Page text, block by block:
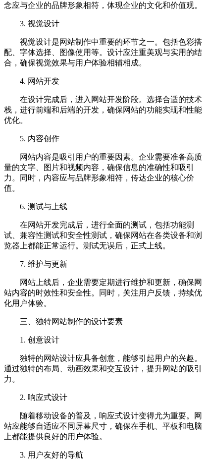
念应与企业的品牌形象相符，体现企业的文化和价值观。
3. 视觉设计
视觉设计是网站制作中重要的环节之一。包括色彩搭
配、字体选择、图像使用等。设计应注重美观与实用的结
合，确保视觉效果与用户体验相辅相成。
4. 网站开发
在设计完成后，进入网站开发阶段。选择合适的技术
栈，进行前端和后端的开发，确保网站的功能实现和性能
优化。
5. 内容创作
网站内容是吸引用户的重要因素。企业需要准备高质
量的文字、图片和视频内容，确保信息的准确性和吸引
力。同时，内容应与品牌形象相符，传达企业的核心价
值。
6. 测试与上线
在网站开发完成后，进行全面的测试，包括功能测
试、兼容性测试和安全性测试，确保网站在各类设备和浏
览器上都能正常运行。测试无误后，正式上线。
7. 维护与更新
网站上线后，企业需要定期进行维护和更新，确保网
站内容的时效性和安全性。同时，关注用户反馈，持续优
化用户体验。
三、独特网站制作的设计要素
1. 创意设计
独特的网站设计应具备创意，能够引起用户的兴趣。
通过独特的布局、动画效果和交互设计，提升网站的吸引
力。
2. 响应式设计
随着移动设备的普及，响应式设计变得尤为重要。网
站应能够自适应不同屏幕尺寸，确保在手机、平板和电脑
上都能提供良好的用户体验。
3. 用户友好的导航